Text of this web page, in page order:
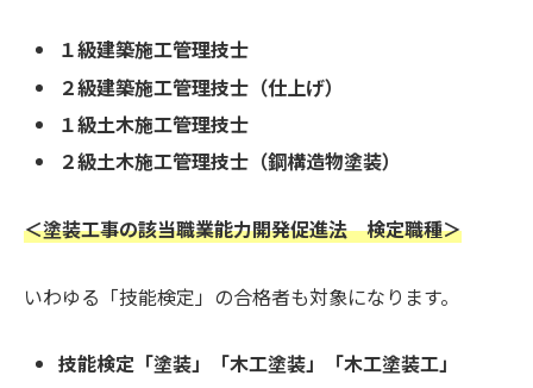
１級建築施工管理技士
２級建築施工管理技士（仕上げ）
１級土木施工管理技士
２級土木施工管理技士（鋼構造物塗装）
＜塗装工事の該当職業能力開発促進法 検定職種＞
いわゆる「技能検定」の合格者も対象になります。
技能検定「塗装」「木工塗装」「木工塗装工」